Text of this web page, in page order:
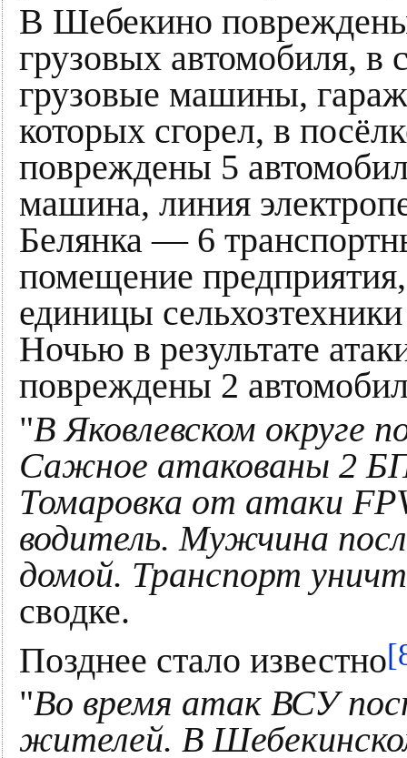
В Шебекино
грузовых автомобиля,
грузовые машины,
которых сгорел, в
повреждены 5
машина, линия
Белянка — 6
помещение
единицы
Ночью в результате
повреждены 2
"В Яковлевском округе
Сажное атакованы 2
Томаровка от атаки
водитель. Мужчина
домой. Транспорт
сводке.
Позднее стало известно
"Во время атак ВСУ
жителей. В